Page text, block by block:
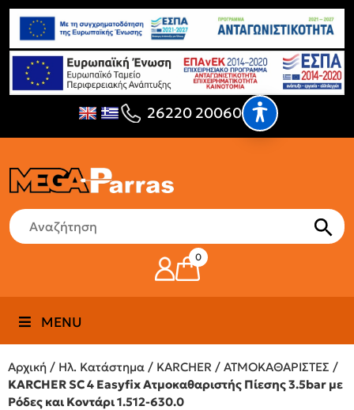
26220 20060
0
MENU
Αρχική / Ηλ. Κατάστημα / KARCHER / ΑΤΜΟΚΑΘΑΡΙΣΤΕΣ /
KARCHER SC 4 Easyfix Ατμοκαθαριστής Πίεσης 3.5bar με
Ρόδες και Κοντάρι 1.512-630.0